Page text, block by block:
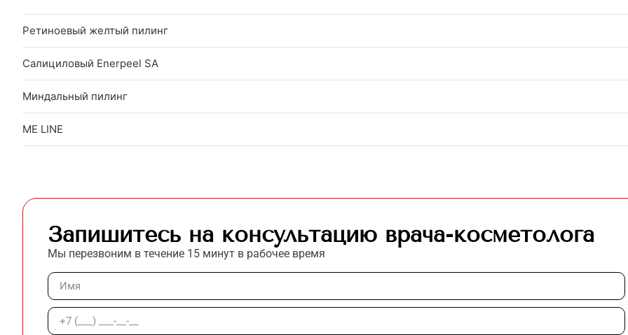
Ретиноевый желтый пилинг
Салициловый Enerpeel SA
Миндальный пилинг
ME LINE
Запишитесь на консультацию врача-косметолога
Мы перезвоним в течение 15 минут в рабочее время